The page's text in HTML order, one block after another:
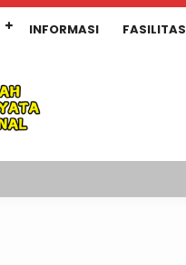
INFORMASI FASILITAS